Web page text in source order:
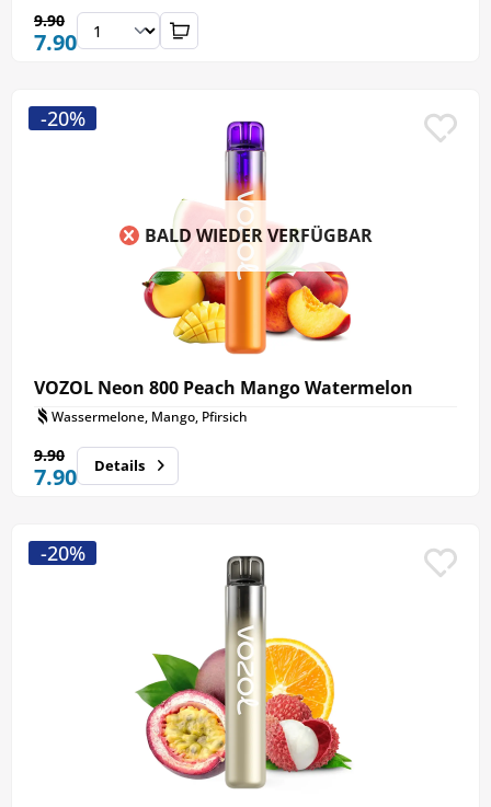
7.90
9.90
BALD WIEDER VERFÜGBAR
VOZOL Neon 800 Peach Mango Watermelon
Wassermelone, Mango, Pfirsich
7.90
9.90
-20%
Details
-20%